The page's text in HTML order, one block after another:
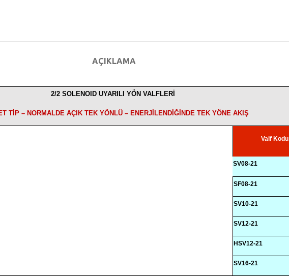
AÇIKLAMA
2/2 SOLENOID UYARILI YÖN VALFLERİ
TİP – NORMALDE AÇIK TEK YÖNLÜ – ENERJİLENDİĞİNDE TEK YÖNE AKIŞ
Valf Kodu
SV08-21
SF08-21
SV10-21
SV12-21
HSV12-21
SV16-21